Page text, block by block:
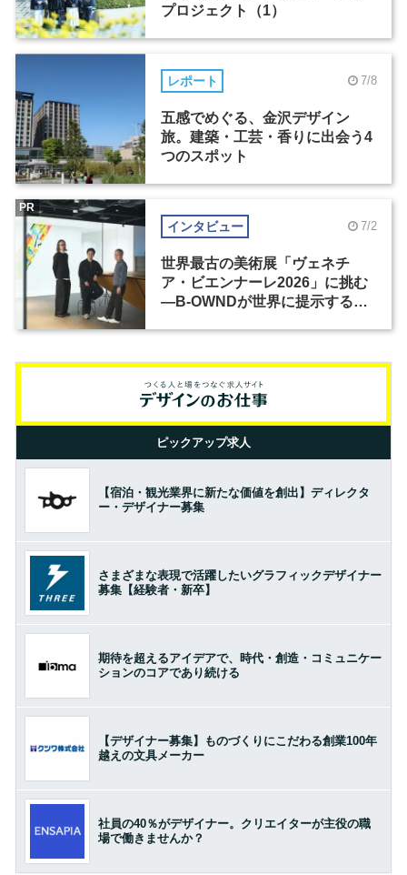
プロジェクト（1）
レポート 7/8
五感でめぐる、金沢デザイン
旅。建築・工芸・香りに出会う4
つのスポット
インタビュー 7/2
世界最古の美術展「ヴェネチ
ア・ビエンナーレ2026」に挑む
―B-OWNDが世界に提示する美
PR
ピックアップ求人
【宿泊・観光業界に新たな価値を創出】ディレクタ
ー・デザイナー募集
さまざまな表現で活躍したいグラフィックデザイナー
募集【経験者・新卒】
期待を超えるアイデアで、時代・創造・コミュニケー
ションのコアであり続ける
【デザイナー募集】ものづくりにこだわる創業100年
越えの文具メーカー
社員の40％がデザイナー。クリエイターが主役の職
場で働きませんか？